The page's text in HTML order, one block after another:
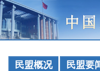
民盟概况 民盟要